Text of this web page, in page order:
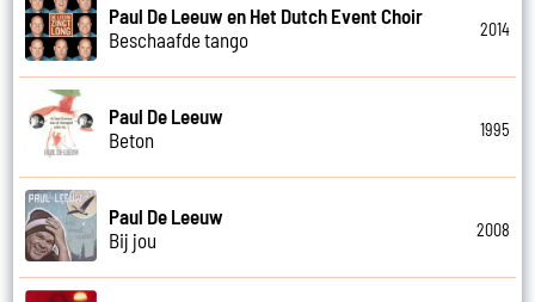
Paul De Leeuw en Het Dutch Event Choir
Beschaafde tango
2014
Paul De Leeuw
Beton
1995
Paul De Leeuw
Bij jou
2008